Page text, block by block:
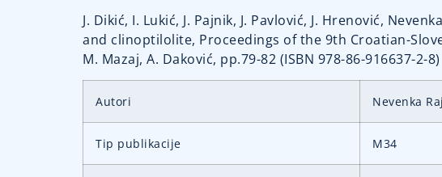
J. Dikić, I. Lukić, J. Pajnik, J. Pavlović, J. Hrenović,
and clinoptilolite, Proceedings of the 9th Croatian-
M. Mazaj, A. Daković, pp.79-82 (ISBN 978-86-916637-2-8)
Autori Nevenka
Tip publikacije M34